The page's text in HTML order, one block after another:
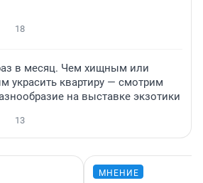
18
в месяц. Чем хищным или
украсить квартиру — смотрим
на выставке экзотики
13
МНЕНИЕ